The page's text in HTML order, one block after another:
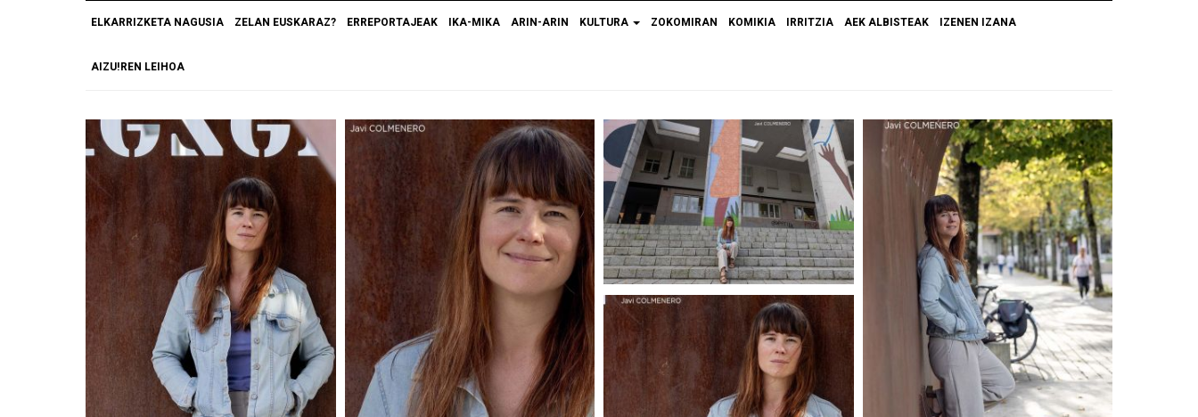
ELKARRIZKETA NAGUSIA ZELAN EUSKARAZ? ERREPORTAJEAK IKA-MIKA ARIN-ARIN KULTURA ZOKOMIRAN KOMIKIA IRRITZIA AEK ALBISTEAK IZENEN IZANA
AIZU!REN LEIHOA